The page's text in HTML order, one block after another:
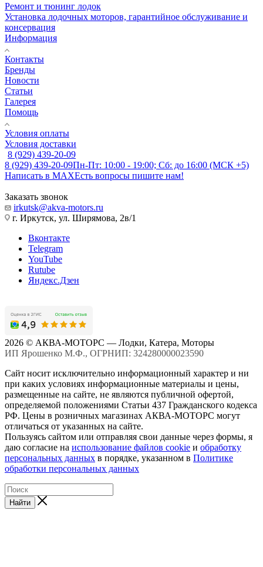
Ремонт и тюнинг лодок
Установка лодочных моторов, гарантийное обслуживание и
консервация
Информация
Контакты
Бренды
Новости
Статьи
Галерея
Помощь
Условия оплаты
Условия доставки
8 (929) 439-20-09
8 (929) 439-20-09Пн-Пт: 10:00 - 19:00; Сб: до 16:00 (МСК +5)
Написать в MAXЕсть вопросы пишите нам!
Заказать звонок
irkutsk@akva-motors.ru
г. Иркутск, ул. Ширямова, 2в/1
Вконтакте
Telegram
YouTube
Rutube
Яндекс.Дзен
2026 © АКВА-МОТОРС — Лодки, Катера, Моторы
ИП Ярошенко М.Ф., ОГРНИП: 324280000023590
Сайт носит исключительно информационный характер и ни
при каких условиях информационные материалы и цены,
размещенные на сайте, не являются публичной офертой,
определяемой положениями Статьи 437 Гражданского кодекса
РФ. Цены в розничных магазинах АКВА-МОТОРС могут
отличаться от указанных на сайте.
Пользуясь сайтом или отправляя свои данные через формы, я
даю согласие на использование файлов cookie и обработку
персональных данных в порядке, указанном в Политике
обработки персональных данных
Найти